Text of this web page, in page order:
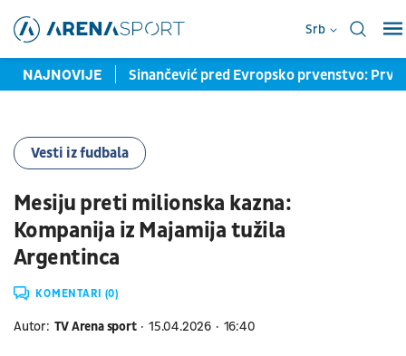
Srb
NAJNOVIJE
medalja Sinančević pred Evropsko prvenstvo: Prvi
Vesti iz fudbala
Mesiju preti milionska kazna:
Kompanija iz Majamija tužila
Argentinca
KOMENTARI (0)
Autor: TV Arena sport 15.04.2026 16:40